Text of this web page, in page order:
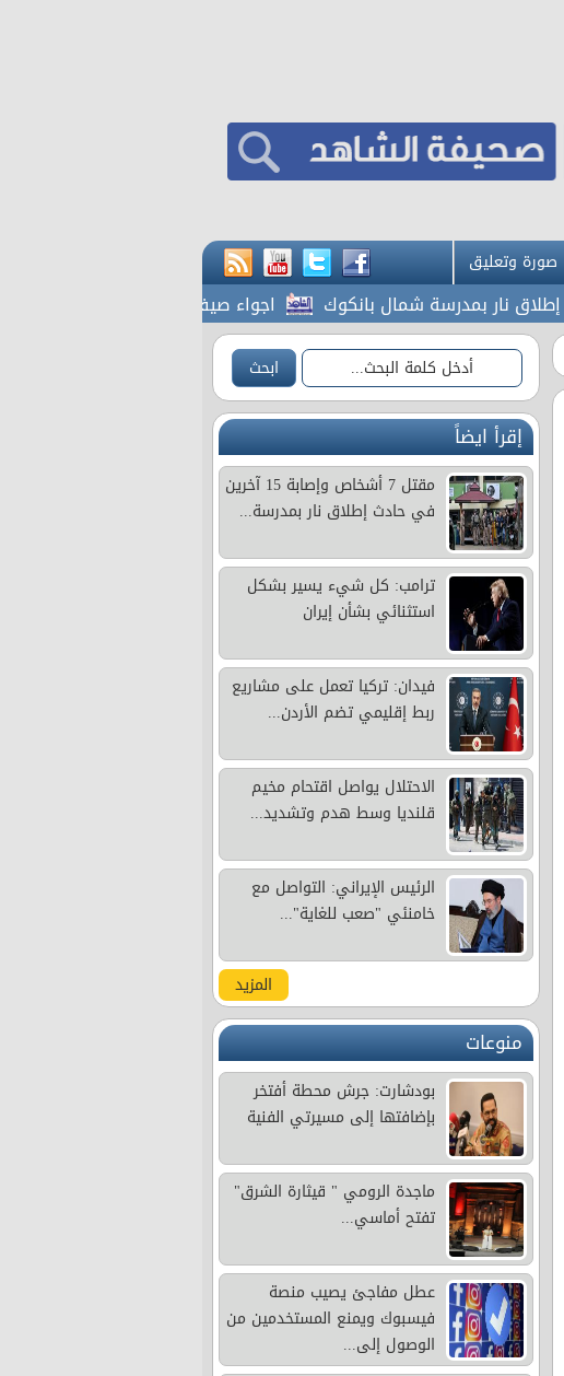
صورة وتعليق
اجواء صيفية عادية في اغلب المناطق حتى
إقرأ ايضاً
مقتل 7 أشخاص وإصابة 15 آخرين
في حادث إطلاق نار بمدرسة...
ترامب: كل شيء يسير بشكل
استثنائي بشأن إيران
فيدان: تركيا تعمل على مشاريع
ربط إقليمي تضم الأردن...
الاحتلال يواصل اقتحام مخيم
قلنديا وسط هدم وتشديد...
الرئيس الإيراني: التواصل مع
خامنئي "صعب للغاية"...
المزيد
منوعات
بودشارت: جرش محطة أفتخر
بإضافتها إلى مسيرتي الفنية
ماجدة الرومي " قيثارة الشرق"
تفتح أماسي...
عطل مفاجئ يصيب منصة
فيسبوك ويمنع المستخدمين من
الوصول إلى...